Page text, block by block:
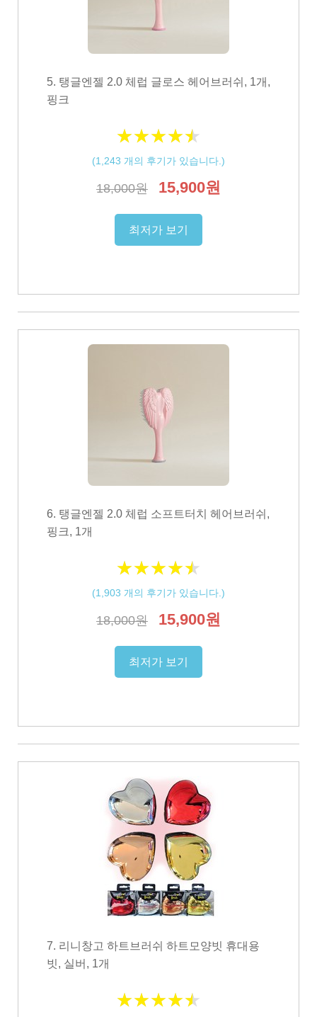
5. 탱글엔젤 2.0 체럽 글로스 헤어브러쉬, 1개,
핑크
★★★★★
★★★★★
(1,243 개의 후기가 있습니다.)
18,000원 15,900원
최저가 보기
6. 탱글엔젤 2.0 체럽 소프트터치 헤어브러쉬,
핑크, 1개
★★★★★
★★★★★
(1,903 개의 후기가 있습니다.)
18,000원 15,900원
최저가 보기
7. 리니창고 하트브러쉬 하트모양빗 휴대용
빗, 실버, 1개
★★★★★
★★★★★